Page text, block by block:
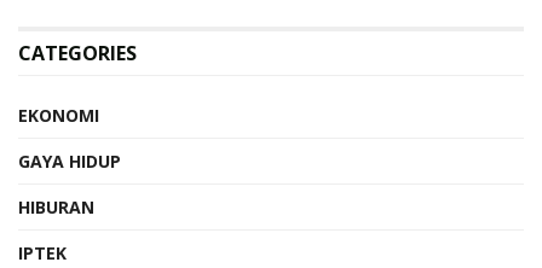
CATEGORIES
EKONOMI
GAYA HIDUP
HIBURAN
IPTEK